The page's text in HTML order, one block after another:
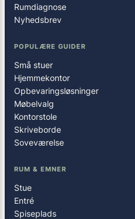
Rumdiagnose
Nyhedsbrev
POPULÆRE GUIDER
Små stuer
Hjemmekontor
Opbevaringsløsninger
Møbelvalg
Kontorstole
Skriveborde
Soveværelse
RUM & EMNER
Stue
Entré
Spiseplads